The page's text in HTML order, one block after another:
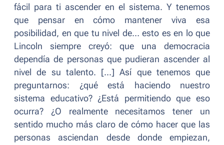
fácil para ti ascender en el sistema. Y tenemos
que pensar en cómo mantener viva esa
posibilidad, en que tu nivel de… esto es en lo que
Lincoln siempre creyó: que una democracia
dependía de personas que pudieran ascender al
nivel de su talento. [...] Así que tenemos que
preguntarnos: ¿qué está haciendo nuestro
sistema educativo? ¿Está permitiendo que eso
ocurra? ¿O realmente necesitamos tener un
sentido mucho más claro de cómo hacer que las
personas asciendan desde donde empiezan,